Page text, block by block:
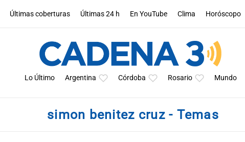
Últimas coberturas Últimas 24 h En YouTube Clima Horóscopo
Lo Último Argentina Córdoba Rosario Mundo
simon benitez cruz - Temas